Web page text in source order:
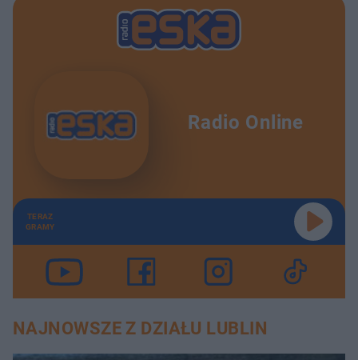
Radio Online
TERAZ
GRAMY
NAJNOWSZE Z DZIAŁU LUBLIN